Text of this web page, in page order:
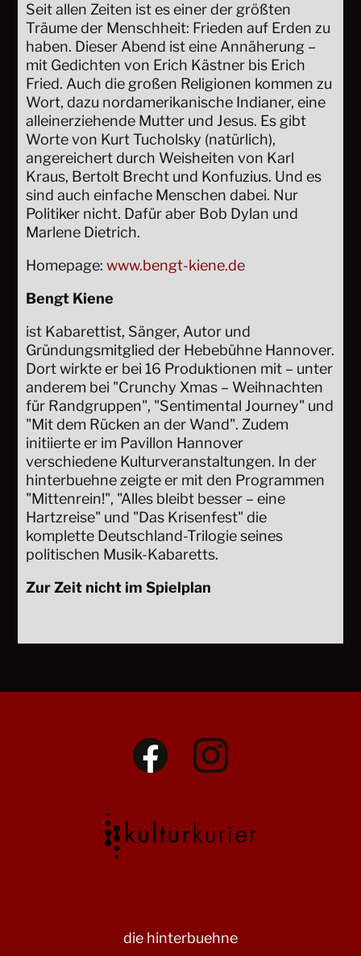
Seit allen Zeiten ist es einer der größten
Träume der Menschheit: Frieden auf Erden zu
haben. Dieser Abend ist eine Annäherung –
mit Gedichten von Erich Kästner bis Erich
Fried. Auch die großen Religionen kommen zu
Wort, dazu nordamerikanische Indianer, eine
alleinerziehende Mutter und Jesus. Es gibt
Worte von Kurt Tucholsky (natürlich),
angereichert durch Weisheiten von Karl
Kraus, Bertolt Brecht und Konfuzius. Und es
sind auch einfache Menschen dabei. Nur
Politiker nicht. Dafür aber Bob Dylan und
Marlene Dietrich.
Homepage:www.bengt-kiene.de
Bengt Kiene
ist Kabarettist, Sänger, Autor und
Gründungsmitglied der Hebebühne Hannover.
Dort wirkte er bei 16 Produktionen mit – unter
anderem bei "Crunchy Xmas – Weihnachten
für Randgruppen", "Sentimental Journey" und
"Mit dem Rücken an der Wand". Zudem
initiierte er im Pavillon Hannover
verschiedene Kulturveranstaltungen. In der
hinterbuehne zeigte er mit den Programmen
"Mittenrein!", "Alles bleibt besser – eine
Hartzreise" und "Das Krisenfest" die
komplette Deutschland-Trilogie seines
politischen Musik-Kabaretts.
Zur Zeit nicht im Spielplan
die hinterbuehne